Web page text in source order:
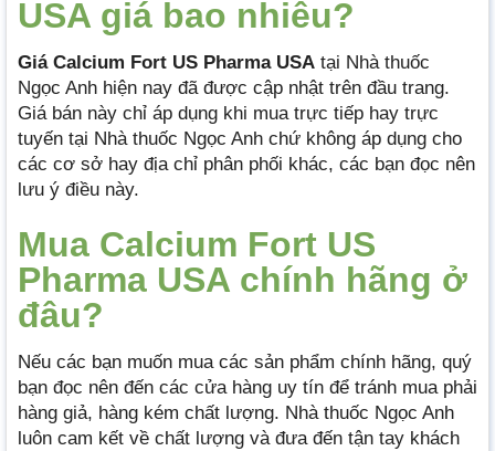
USA giá bao nhiêu?
Giá Calcium Fort US Pharma USA tại Nhà thuốc
Ngọc Anh hiện nay đã được cập nhật trên đầu trang.
Giá bán này chỉ áp dụng khi mua trực tiếp hay trực
tuyến tại Nhà thuốc Ngọc Anh chứ không áp dụng cho
các cơ sở hay địa chỉ phân phối khác, các bạn đọc nên
lưu ý điều này.
Mua Calcium Fort US
Pharma USA chính hãng ở
đâu?
Nếu các bạn muốn mua các sản phẩm chính hãng, quý
bạn đọc nên đến các cửa hàng uy tín để tránh mua phải
hàng giả, hàng kém chất lượng. Nhà thuốc Ngọc Anh
luôn cam kết về chất lượng và đưa đến tận tay khách